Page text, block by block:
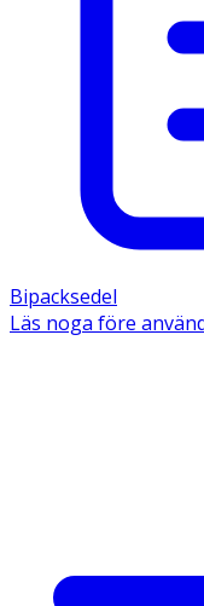
Bipacksedel
Läs noga före